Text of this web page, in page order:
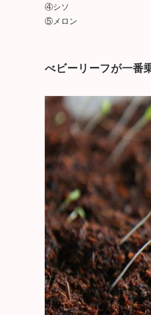
④シソ
⑤メロン
べビーリーフが一番